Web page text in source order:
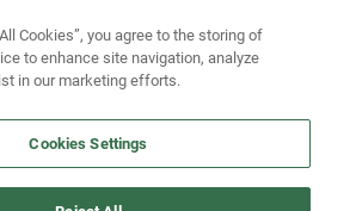
Ubicación
Cookies”, you agree to the storing of
to enhance site navigation, analyze
in our marketing efforts.
Cookies Settings